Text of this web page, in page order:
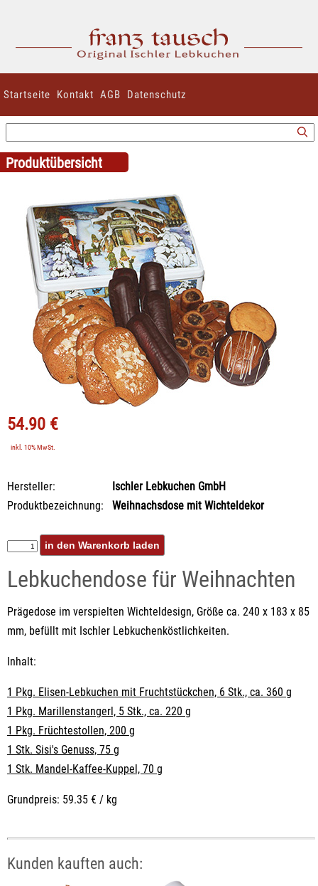
Startseite Kontakt AGB Datenschutz
Produktübersicht
54.90 €
inkl. 10% MwSt.
Hersteller:
Ischler Lebkuchen GmbH
Produktbezeichnung:
Weihnachsdose mit Wichteldekor
Lebkuchendose für Weihnachten
Prägedose im verspielten Wichteldesign, Größe ca. 240 x 183 x 85
mm, befüllt mit Ischler Lebkuchenköstlichkeiten.
Inhalt:
1 Pkg. Elisen-Lebkuchen mit Fruchtstückchen, 6 Stk., ca. 360 g
1 Pkg. Marillenstangerl, 5 Stk., ca. 220 g
1 Pkg. Früchtestollen, 200 g
1 Stk. Sisi's Genuss, 75 g
1 Stk. Mandel-Kaffee-Kuppel, 70 g
Grundpreis: 59.35 € / kg
Kunden kauften auch: